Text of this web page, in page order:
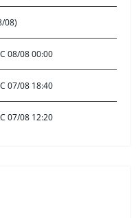
08)
08/08 00:00
07/08 18:40
07/08 12:20